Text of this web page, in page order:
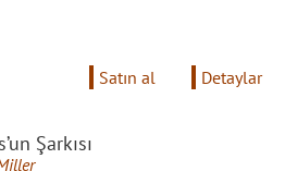
Satın al Detaylar
Şarkısı